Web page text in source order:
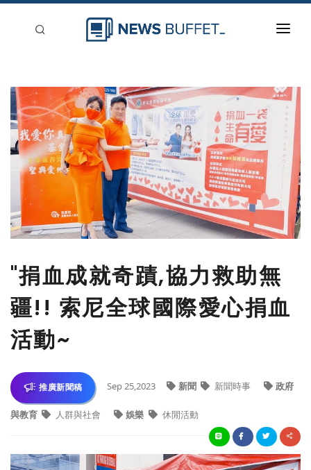
新聞稿分類
登入
刊登
"捐血成就奇蹟,協力救助無
疆!! 索尼全球國際愛心捐血
活動~
推廣新聞稿 Sep 25,2023 新聞 新聞時事 政府
與教育 人群與社會 娛樂 休閒活動